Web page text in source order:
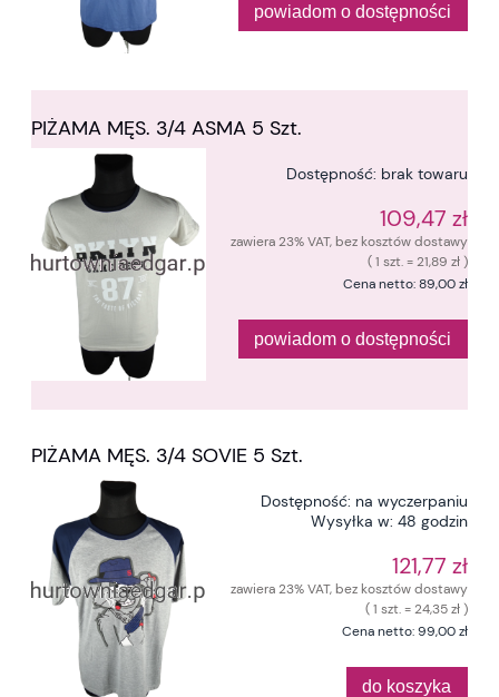
powiadom o dostępności
PIŻAMA MĘS. 3/4 ASMA 5 Szt.
Dostępność: brak towaru
109,47 zł
zawiera 23% VAT, bez kosztów dostawy
( 1 szt. = 21,89 zł )
Cena netto:89,00 zł
powiadom o dostępności
PIŻAMA MĘS. 3/4 SOVIE 5 Szt.
Dostępność: na wyczerpaniu
Wysyłka w: 48 godzin
121,77 zł
zawiera 23% VAT, bez kosztów dostawy
( 1 szt. = 24,35 zł )
Cena netto:99,00 zł
do koszyka